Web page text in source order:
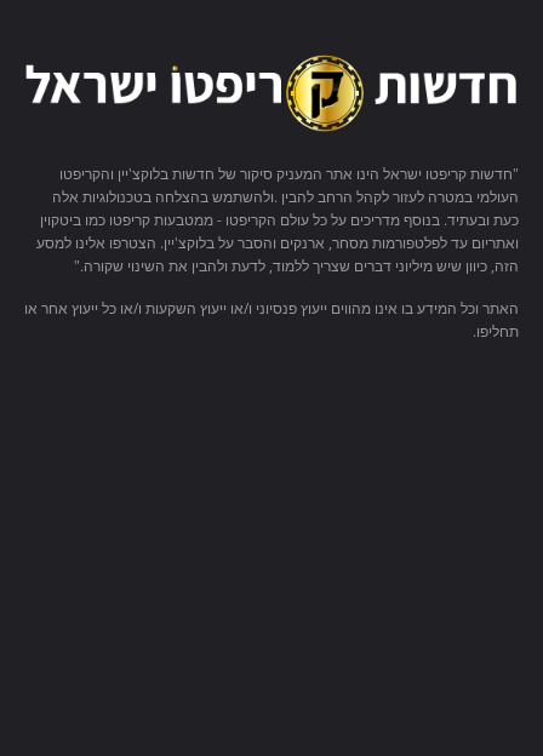
"חדשות קריפטו ישראל הינו אתר המעניק סיקור של חדשות בלוקצ'יין והקריפטו
העולמי במטרה לעזור לקהל הרחב להבין .ולהשתמש בהצלחה בטכנולוגיות אלה
כעת ובעתיד. בנוסף מדריכים על כל עולם הקריפטו - ממטבעות קריפטו כמו ביטקוין
ואתריום עד לפלטפורמות מסחר, ארנקים והסבר על בלוקצ'יין. הצטרפו אלינו למסע
הזה, כיוון שיש מיליוני דברים שצריך ללמוד, לדעת ולהבין את השינוי שקורה."
האתר וכל המידע בו אינו מהווים ייעוץ פנסיוני ו/או ייעוץ השקעות ו/או כל ייעוץ אחר או
תחליפו.